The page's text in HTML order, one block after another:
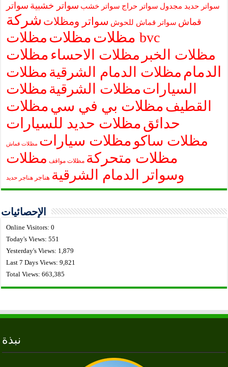
سواتر حديد مجدول سواتر حراج سواتر خشب سواتر خشبية سواتر
قماش سواتر قماش للحوش سواتر ومظلات شركة
مظلاتمظلات
مظلات bvc
مظلات الخبر مظلات الاحساء مظلات
الدمام مظلات الدمام الشرقية مظلات
السياراتمظلات الشرقية مظلات
القطيفمظلات بي في سيمظلات
حدائقمظلات حديد للسيارات
مظلات ساكو مظلات سيارات مظلات قماش
مظلات متحركة مظلات مواقف مظلات
وسواتر الدمام الشرقية هناجر هناجر حديد
الإحصائيات
Online Visitors:0
Today's Views:551
Yesterday's Views: 1,879
Last 7 Days Views:9,821
Total Views:663,385
نبذة